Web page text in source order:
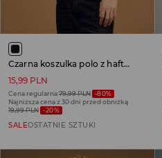
Czarna koszulka polo z haftem czaszki
15,99 PLN
Cena regularna79,99 PLN -80%
Najniższa cena z 30 dni przed obniżką
19,99 PLN -20%
SALEOSTATNIE SZTUKI